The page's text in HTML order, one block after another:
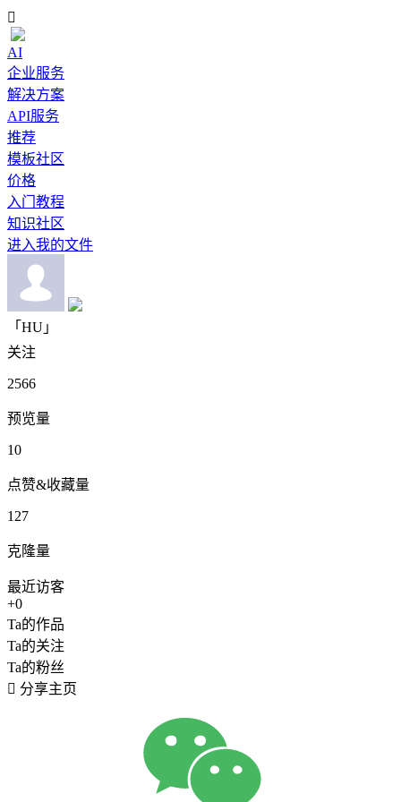

AI
企业服务
解决方案
API服务
推荐
模板社区
价格
入门教程
知识社区
进入我的文件
「HU」
关注
2566
预览量
10
点赞&收藏量
127
克隆量
最近访客
+0
Ta的作品
Ta的关注
Ta的粉丝
 分享主页